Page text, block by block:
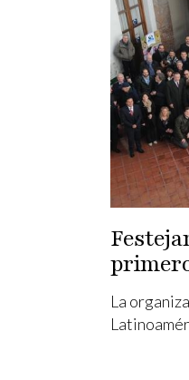
La